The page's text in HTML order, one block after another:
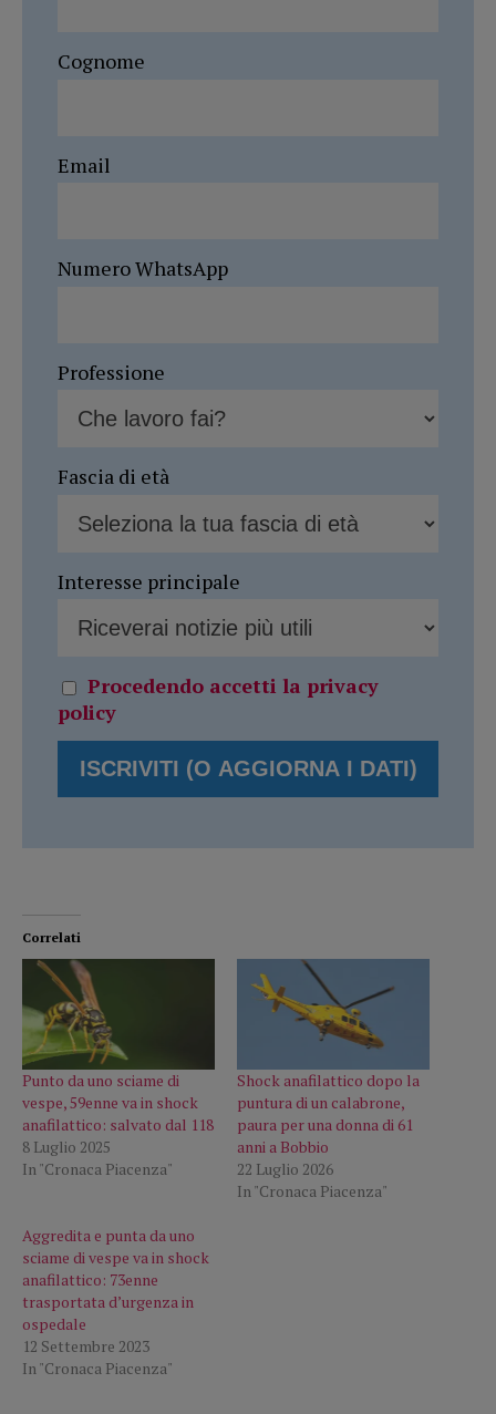
Cognome
Email
Numero WhatsApp
Professione
Fascia di età
Interesse principale
Procedendo accetti la privacy
policy
Correlati
Punto da uno sciame di
vespe, 59enne va in shock
anafilattico: salvato dal 118
8 Luglio 2025
In "Cronaca Piacenza"
Shock anafilattico dopo la
puntura di un calabrone,
paura per una donna di 61
anni a Bobbio
22 Luglio 2026
In "Cronaca Piacenza"
Aggredita e punta da uno
sciame di vespe va in shock
anafilattico: 73enne
trasportata d’urgenza in
ospedale
12 Settembre 2023
In "Cronaca Piacenza"